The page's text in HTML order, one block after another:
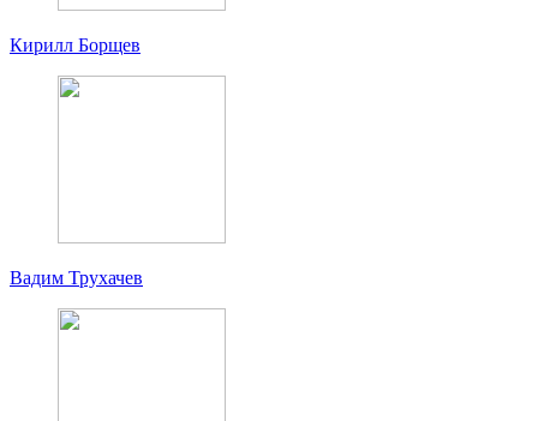
Кирилл Борщев
Вадим Трухачев